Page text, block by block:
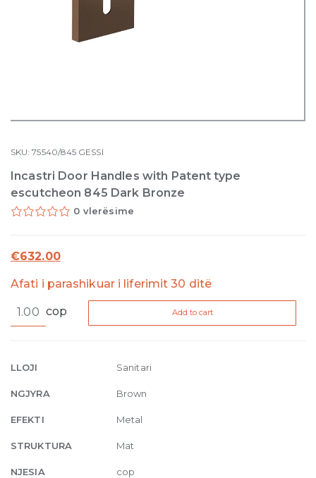
SKU:75540/845 GESSI
Incastri Door Handles with Patent type
escutcheon 845 Dark Bronze
0 vlerësime
€632.00
Afati i parashikuar i liferimit 30 ditë
Door
Patent
escutcheon
845
Bronze
quantity
cop Add to cart
LLOJI Sanitari
NGJYRA Brown
EFEKTI Metal
STRUKTURA Mat
NJESIA cop